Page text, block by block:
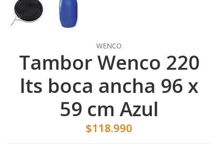
WENCO
Tambor Wenco 220
lts boca ancha 96 x
59 cm Azul
$118.990